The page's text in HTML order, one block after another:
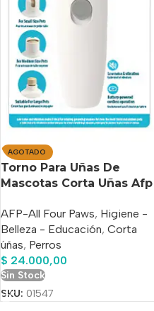
AGOTADO
Torno Para Uñas De
Mascotas Corta Uñas Afp
AFP-All Four Paws, Higiene -
Belleza - Educación, Corta
úñas, Perros
$ 24.000,00
Sin Stock
SKU: 01547